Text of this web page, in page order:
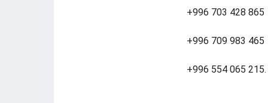
+996 703 428 865
+996 709 983 465
+996 554 065 215.